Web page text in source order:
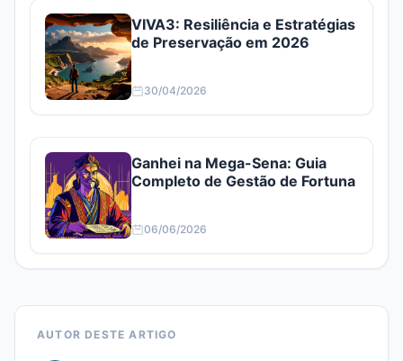
VIVA3: Resiliência e Estratégias
de Preservação em 2026
30/04/2026
Ganhei na Mega-Sena: Guia
Completo de Gestão de Fortuna
06/06/2026
AUTOR DESTE ARTIGO